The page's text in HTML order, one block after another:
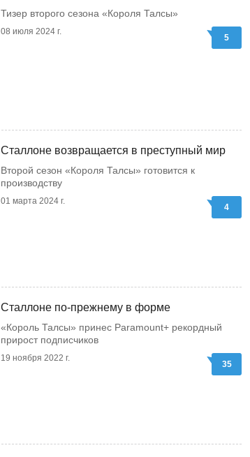
Тизер второго сезона «Короля Талсы»
08 июля 2024 г.
5
Сталлоне возвращается в преступный мир
Второй сезон «Короля Талсы» готовится к
производству
01 марта 2024 г.
4
Сталлоне по-прежнему в форме
«Король Талсы» принес Paramount+ рекордный
прирост подписчиков
19 ноября 2022 г.
35